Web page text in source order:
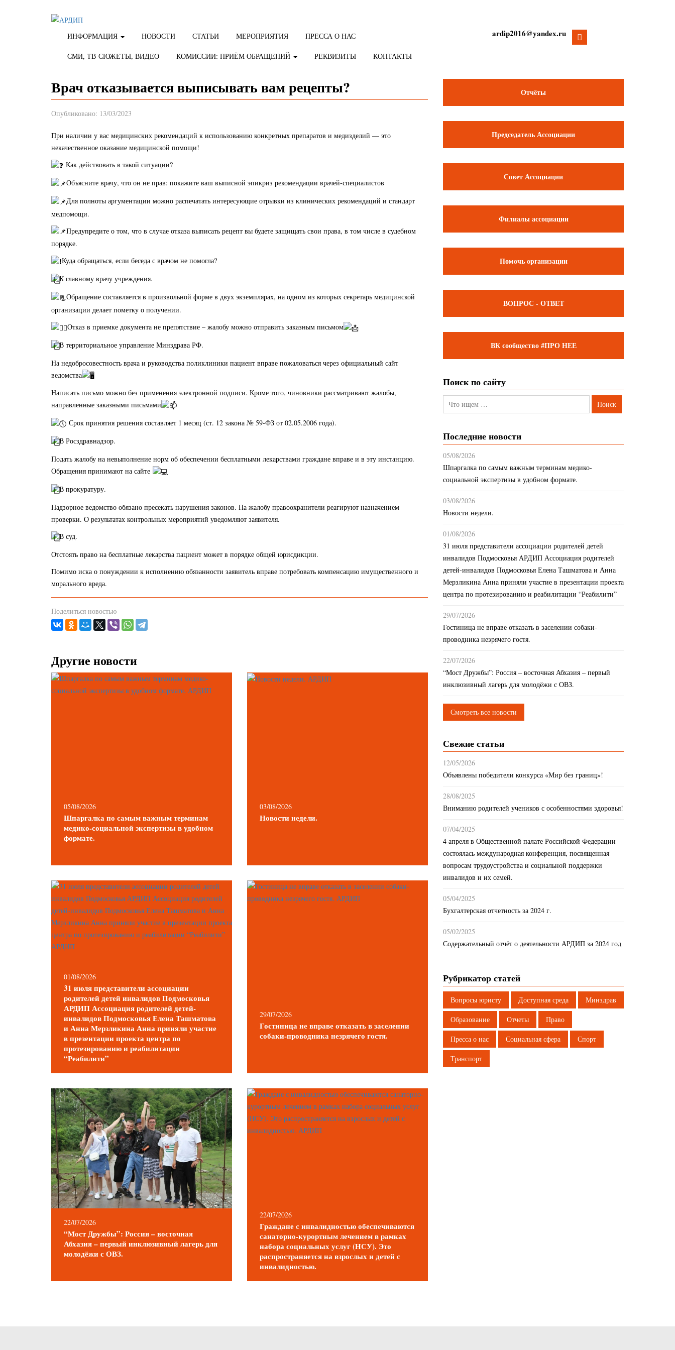
ИНФОРМАЦИЯ НОВОСТИ СТАТЬИ МЕРОПРИЯТИЯ ПРЕССА О НАС
СМИ, ТВ-СЮЖЕТЫ, ВИДЕО КОМИССИИ: ПРИЁМ ОБРАЩЕНИЙ РЕКВИЗИТЫ КОНТАКТЫ
ardip2016@yandex.ru
Врач отказывается выписывать вам рецепты?
Опубликовано: 13/03/2023
При наличии у вас медицинских рекомендаций к использованию конкретных препаратов и медизделий — это
некачественное оказание медицинской помощи!
Как действовать в такой ситуации?
Объясните врачу, что он не прав: покажите ваш выписной эпикриз рекомендации врачей-специалистов
Для полноты аргументации можно распечатать интересующие отрывки из клинических рекомендаций и стандарт
медпомощи.
Предупредите о том, что в случае отказа выписать рецепт вы будете защищать свои права, в том числе в судебном
порядке.
Куда обращаться, если беседа с врачом не помогла?
К главному врачу учреждения.
Обращение составляется в произвольной форме в двух экземплярах, на одном из которых секретарь медицинской
организации делает пометку о получении.
Отказ в приемке документа не препятствие – жалобу можно отправить заказным письмом
В территориальное управление Минздрава РФ.
На недобросовестность врача и руководства поликлиники пациент вправе пожаловаться через официальный сайт
ведомства
Написать письмо можно без применения электронной подписи. Кроме того, чиновники рассматривают жалобы,
направленные заказными письмами
Срок принятия решения составляет 1 месяц (ст. 12 закона № 59-ФЗ от 02.05.2006 года).
В Росздравнадзор.
Подать жалобу на невыполнение норм об обеспечении бесплатными лекарствами граждане вправе и в эту инстанцию.
Обращения принимают на сайте
В прокуратуру.
Надзорное ведомство обязано пресекать нарушения законов. На жалобу правоохранители реагируют назначением
проверки. О результатах контрольных мероприятий уведомляют заявителя.
В суд.
Отстоять право на бесплатные лекарства пациент может в порядке общей юрисдикции.
Помимо иска о понуждении к исполнению обязанности заявитель вправе потребовать компенсацию имущественного и
морального вреда.
Поделиться новостью
Другие новости
05/08/2026
Шпаргалка по самым важным терминам
медико-социальной экспертизы в удобном
формате.
03/08/2026
Новости недели.
01/08/2026
31 июля представители ассоциации
родителей детей инвалидов Подмосковья
АРДИП Ассоциация родителей детей-
инвалидов Подмосковья Елена Ташматова
и Анна Мерзликина Анна приняли участие
в презентации проекта центра по
протезированию и реабилитации
“Реабилити”
29/07/2026
Гостиница не вправе отказать в заселении
собаки-проводника незрячего гостя.
22/07/2026
“Мост Дружбы”: Россия – восточная
Абхазия – первый инклюзивный лагерь для
молодёжи с ОВЗ.
22/07/2026
Граждане с инвалидностью обеспечиваются
санаторно-курортным лечением в рамках
набора социальных услуг (НСУ). Это
распространяется на взрослых и детей с
инвалидностью.
Отчёты
Председатель Ассоциации
Совет Ассоциации
Филиалы ассоциации
Помочь организации
ВОПРОС - ОТВЕТ
ВК сообщество #ПРО НЕЕ
Поиск по сайту
Последние новости
05/08/2026
Шпаргалка по самым важным терминам медико-
социальной экспертизы в удобном формате.
03/08/2026
Новости недели.
01/08/2026
31 июля представители ассоциации родителей детей
инвалидов Подмосковья АРДИП Ассоциация родителей
детей-инвалидов Подмосковья Елена Ташматова и Анна
Мерзликина Анна приняли участие в презентации проекта
центра по протезированию и реабилитации “Реабилити”
29/07/2026
Гостиница не вправе отказать в заселении собаки-
проводника незрячего гостя.
22/07/2026
“Мост Дружбы”: Россия – восточная Абхазия – первый
инклюзивный лагерь для молодёжи с ОВЗ.
Смотреть все новости
Свежие статьи
12/05/2026
Объявлены победители конкурса «Мир без границ»!
28/08/2025
Вниманию родителей учеников с особенностями здоровья!
07/04/2025
4 апреля в Общественной палате Российской Федерации
состоялась международная конференция, посвященная
вопросам трудоустройства и социальной поддержки
инвалидов и их семей.
05/04/2025
Бухгалтерская отчетность за 2024 г.
05/02/2025
Содержательный отчёт о деятельности АРДИП за 2024 год
Рубрикатор статей
Вопросы юристу Доступная среда Минздрав
Образование Отчеты Право
Пресса о нас Социальная сфера Спорт
Транспорт